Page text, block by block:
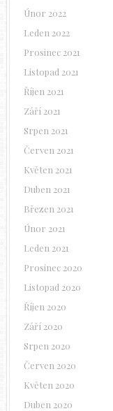
Únor 2022
Leden 2022
Prosinec 2021
Listopad 2021
Říjen 2021
Září 2021
Srpen 2021
Červen 2021
Květen 2021
Duben 2021
Březen 2021
Únor 2021
Leden 2021
Prosinec 2020
Listopad 2020
Říjen 2020
Září 2020
Srpen 2020
Červen 2020
Květen 2020
Duben 2020